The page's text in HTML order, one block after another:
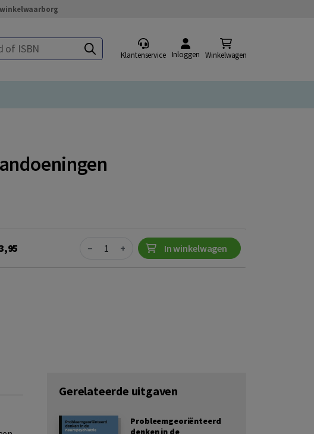
Klantenservice Inloggen Winkelwagen
Quantity
− + In winkelwagen
Gerelateerde uitgaven
Probleemgeoriënteerd
denken in de